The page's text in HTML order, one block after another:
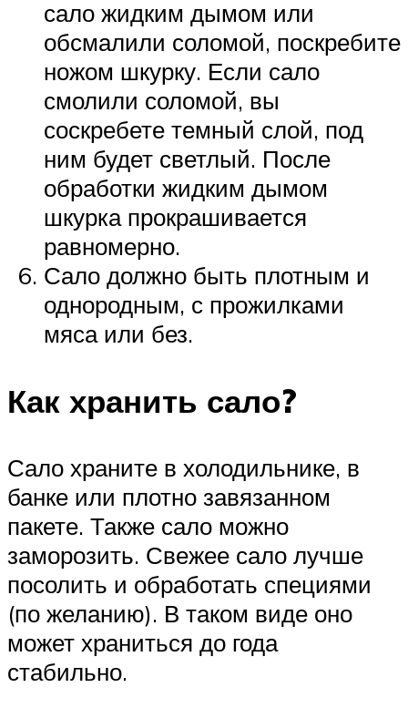
сало жидким дымом или
обсмалили соломой, поскребите
ножом шкурку. Если сало
смолили соломой, вы
соскребете темный слой, под
ним будет светлый. После
обработки жидким дымом
шкурка прокрашивается
равномерно.
Сало должно быть плотным и
однородным, с прожилками
мяса или без.
Как хранить сало?
Сало храните в холодильнике, в
банке или плотно завязанном
пакете. Также сало можно
заморозить. Свежее сало лучше
посолить и обработать специями
(по желанию). В таком виде оно
может храниться до года
стабильно.